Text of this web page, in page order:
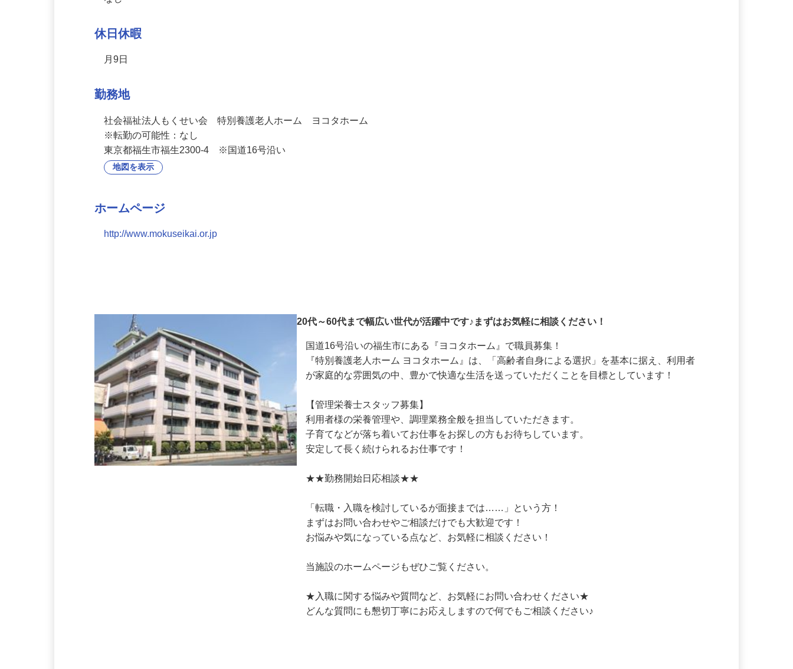
休日休暇
勤務地
社会福祉法人もくせい会　特別養護老人ホーム　ヨコタホーム
※転勤の可能性：なし
東京都福生市福生2300-4 ※国道16号沿い
ホームページ
20代～60代まで幅広い世代が活躍中です♪まずはお気軽に相談ください！
国道16号沿いの福生市にある『ヨコタホーム』で職員募集！
が家庭的な雰囲気の中、豊かで快適な生活を送っていただくことを目標としています！
【管理栄養士スタッフ募集】
利用者様の栄養管理や、調理業務全般を担当していただきます。
安定して長く続けられるお仕事です！
★★勤務開始日応相談★★
「転職・入職を検討しているが面接までは……」という方！
お悩みや気になっている点など、お気軽に相談ください！
当施設のホームページもぜひご覧ください。